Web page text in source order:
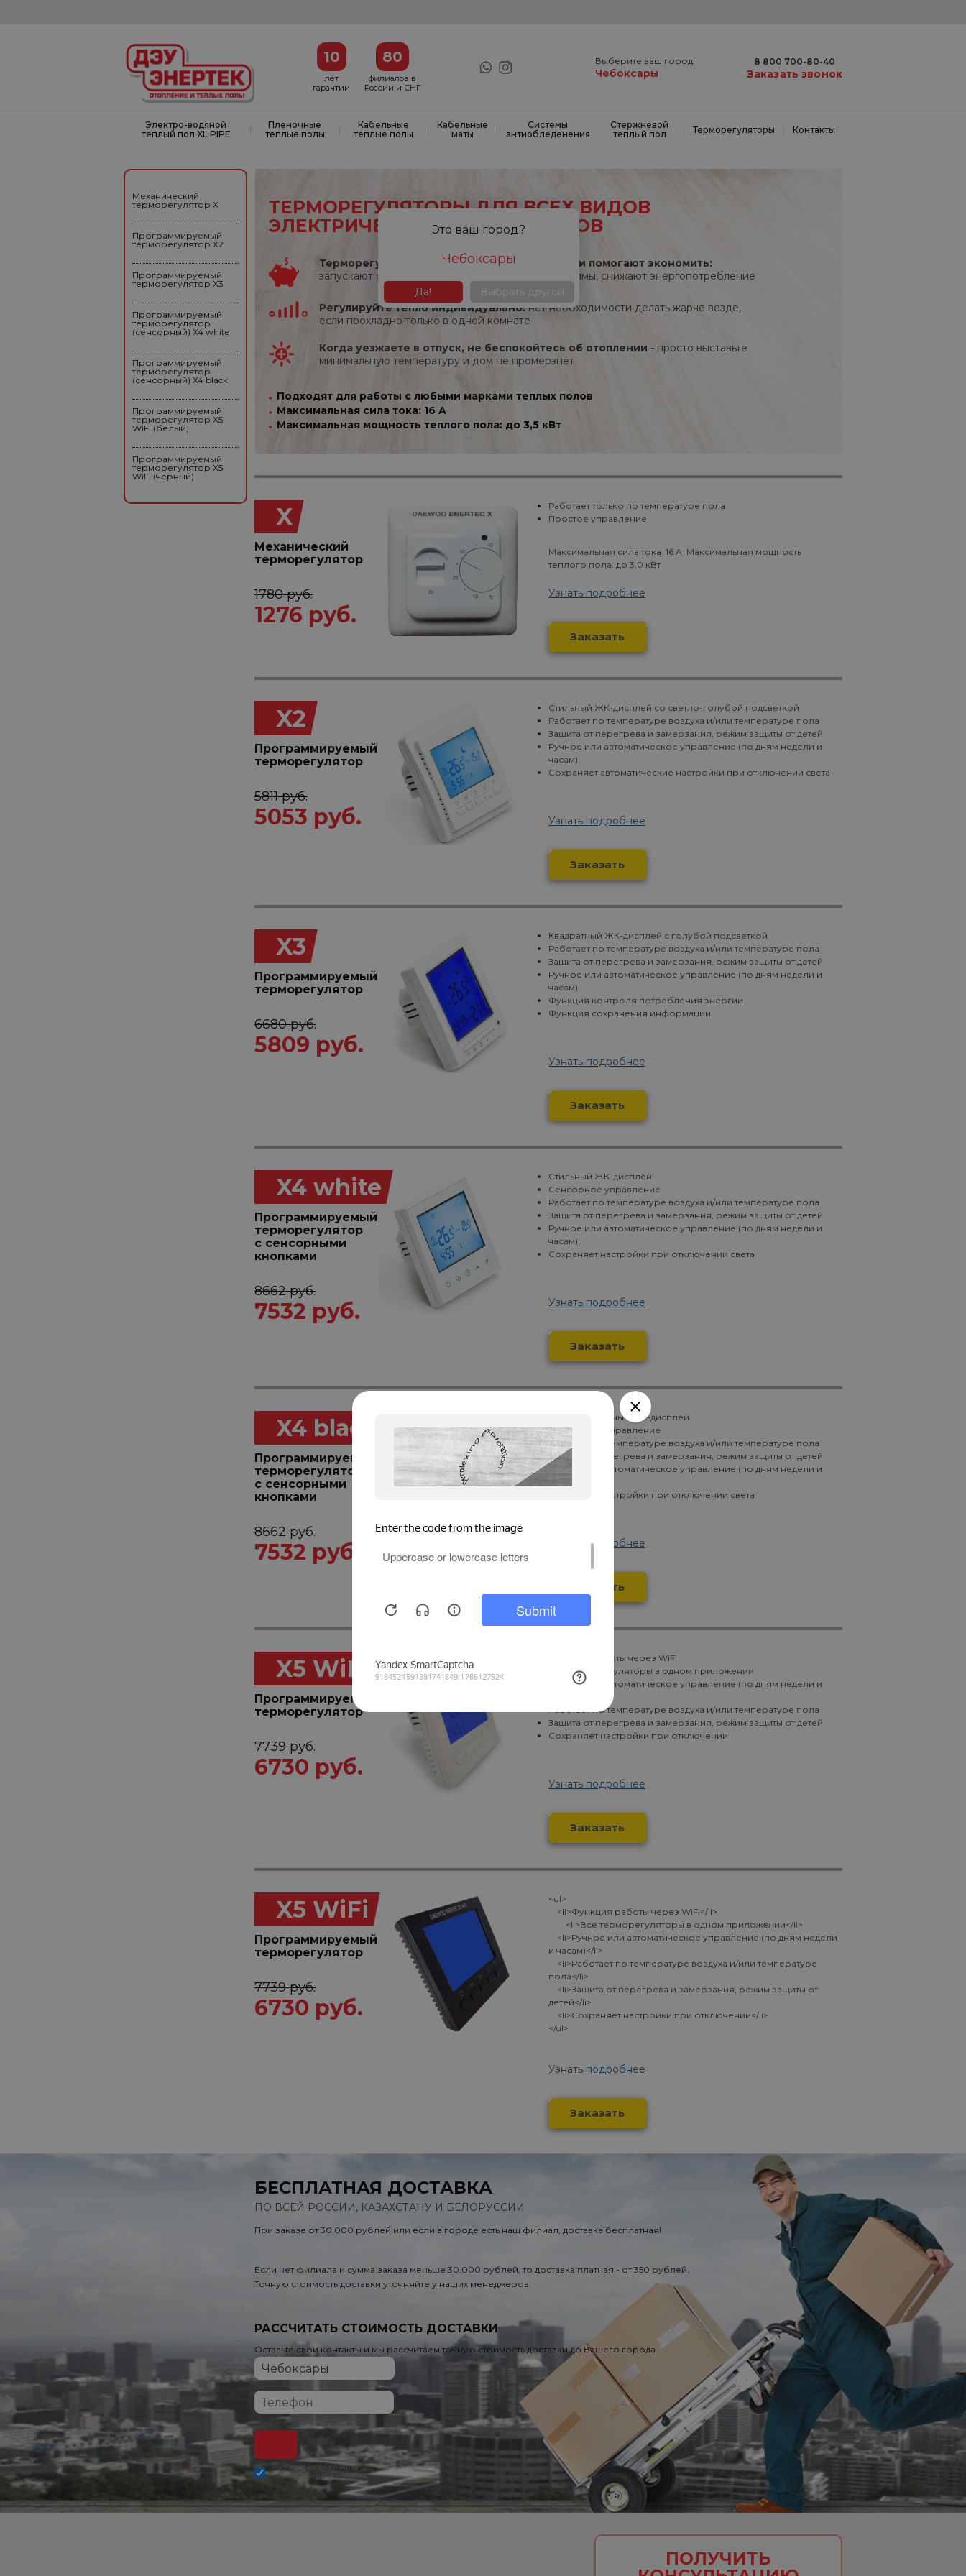
10
лет
гарантии
80
филиалов в
России и СНГ
Выберите ваш город:
Чебоксары
8 800 700-80-40
Заказать звонок
Электро-водяной
теплый пол XL PIPE
Пленочные
теплые полы
Кабельные
теплые полы
Кабельные
маты
Системы
антиобледенения
Стержневой
теплый пол
Терморегуляторы Контакты
ТЕРМОРЕГУЛЯТОРЫ ДЛЯ ВСЕХ ВИДОВ
ЭЛЕКТРИЧЕСКИХ ТЕПЛЫХ ПОЛОВ
Терморегуляторы отвечают за Ваш комфорт и помогают экономить:
запускают систему, подбирают комфортные режимы, снижают энергопотребление
Регулируйте тепло индивидуально:нет необходимости делать жарче везде,
если прохладно только в одной комнате
Когда уезжаете в отпуск, не беспокойтесь об отоплении - просто выставьте
минимальную температуру и дом не промерзнет
Подходят для работы с любыми марками теплых полов
Максимальная сила тока: 16 A
Максимальная мощность теплого пола: до 3,5 кВт
X
Механический
терморегулятор
1780 руб.
1276 руб.
Работает только по температуре пола
Простое управление
Максимальная сила тока: 16 A Максимальная мощность
теплого пола: до 3,0 кВт
Узнать подробнее
Заказать
X2
Программируемый
терморегулятор
5811 руб.
5053 руб.
Стильный ЖК-дисплей со светло-голубой подсветкой
Работает по температуре воздуха и/или температуре пола
Защита от перегрева и замерзания, режим защиты от детей
Ручное или автоматическое управление (по дням недели и
часам)
Сохраняет автоматические настройки при отключении света
Узнать подробнее
Заказать
X3
Программируемый
терморегулятор
6680 руб.
5809 руб.
Квадратный ЖК-дисплей с голубой подсветкой
Работает по температуре воздуха и/или температуре пола
Защита от перегрева и замерзания, режим защиты от детей
Ручное или автоматическое управление (по дням недели и
часам)
Функция контроля потребления энергии
Функция сохранения информации
Узнать подробнее
Заказать
X4 white
Программируемый
терморегулятор
с сенсорными
кнопками
8662 руб.
7532 руб.
Стильный ЖК-дисплей
Сенсорное управление
Работает по температуре воздуха и/или температуре пола
Защита от перегрева и замерзания, режим защиты от детей
Ручное или автоматическое управление (по дням недели и
часам)
Сохраняет настройки при отключении света
Узнать подробнее
Заказать
X4 black
Программируемый
терморегулятор
с сенсорными
кнопками
8662 руб.
7532 руб.
Стильный черный ЖК-дисплей
Сенсорное управление
Работает по температуре воздуха и/или температуре пола
Защита от перегрева и замерзания, режим защиты от детей
Ручное или автоматическое управление (по дням недели и
Сохраняет настройки при отключении света
Узнать подробнее
Заказать
X5 WiFi
Программируемый
терморегулятор
7739 руб.
6730 руб.
Функция работы через WiFi
Все терморегуляторы в одном приложении
Ручное или автоматическое управление (по дням недели и
Работает по температуре воздуха и/или температуре пола
Защита от перегрева и замерзания, режим защиты от детей
Сохраняет настройки при отключении
Узнать подробнее
Заказать
X5 WiFi
Программируемый
терморегулятор
7739 руб.
6730 руб.
<ul>
<li>Функция работы через WiFi</li>
<li>Все терморегуляторы в одном приложении</li>
<li>Ручное или автоматическое управление (по дням недели
и часам)</li>
<li>Работает по температуре воздуха и/или температуре
пола</li>
<li>Защита от перегрева и замерзания, режим защиты от
детей</li>
<li>Сохраняет настройки при отключении</li>
</ul>
Узнать подробнее
Заказать
Механический
терморегулятор X
Программируемый
терморегулятор X2
Программируемый
терморегулятор X3
Программируемый
терморегулятор
(сенсорный) X4 white
Программируемый
терморегулятор
(сенсорный) X4 black
Программируемый
терморегулятор X5
WiFi (белый)
Программируемый
терморегулятор X5
WiFi (черный)
БЕСПЛАТНАЯ ДОСТАВКА
ПО ВСЕЙ РОССИИ, КАЗАХСТАНУ И БЕЛОРУССИИ
При заказе от 30.000 рублей или если в городе есть наш филиал, доставка бесплатная!
Если нет филиала и сумма заказа меньше 30.000 рублей, то доставка платная - от 350 рублей.
Точную стоимость доставки уточняйте у наших менеджеров.
РАССЧИТАТЬ СТОИМОСТЬ ДОСТАВКИ
Оставьте свои контакты и мы рассчитаем точную стоимость доставки до Вашего города
согласен на обработку
персональных данных
ПОЛУЧИТЬ
Это ваш город?
Чебоксары
Да! Выбрать другой